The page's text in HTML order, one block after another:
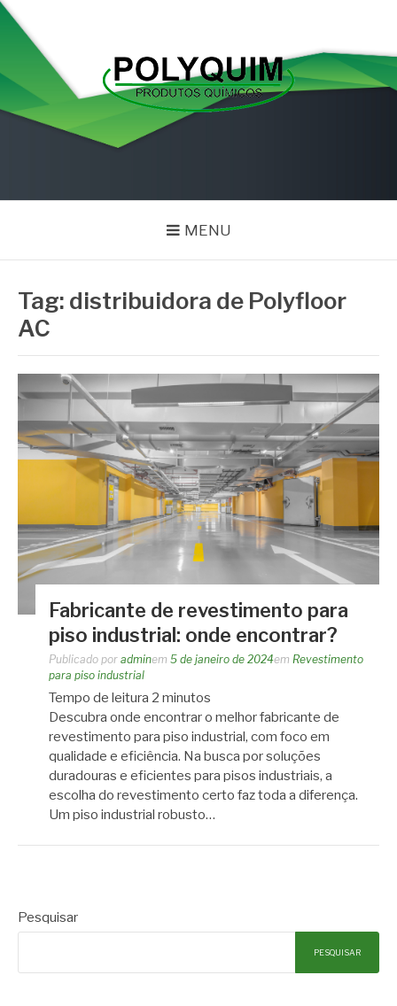
Pular
para
conteúdo
POLYQUIM
MENU
Tag: distribuidora de Polyfloor
AC
Fabricante de revestimento para
piso industrial: onde encontrar?
Publicado por adminem 5 de janeiro de 2024em Revestimento
para piso industrial
Tempo de leitura 2 minutos
Descubra onde encontrar o melhor fabricante de
revestimento para piso industrial, com foco em
qualidade e eficiência. Na busca por soluções
duradouras e eficientes para pisos industriais, a
escolha do revestimento certo faz toda a diferença.
Um piso industrial robusto…
Pesquisar
PESQUISAR